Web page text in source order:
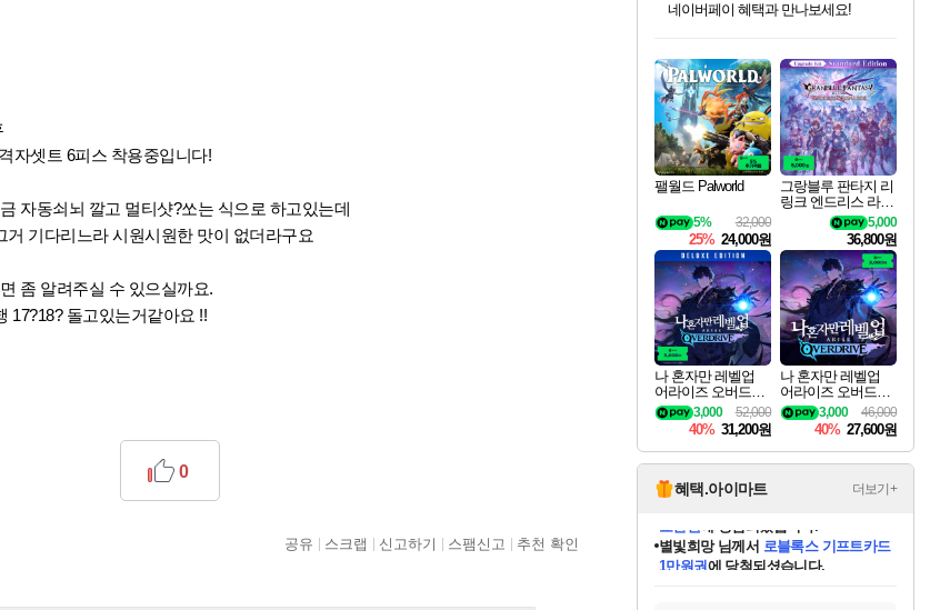
자셋트 6피스 착용중입니다!
자동쇠뇌 깔고 멀티샷?쏘는 식으로 하고있는데
기다리느라 시원시원한 맛이 없더라구요
좀 알려주실 수 있으실까요.
17?18? 돌고있는거같아요 !!
0
공유 스크랩 신고하기 스팸신고 추천 확인
최대 90% 할인가를 만나보세요!
네이버혜택과 함께 만나보세요!
50%할인&추가 적립까지!
네이버 포인트 혜택까지!
이니&베니 혜택까지!
네이버 혜택가와 함께 예약하세요!
할인&네이버혜택으로 만나보세요!
네이버페이 혜택과 만나보세요!
40주년 프로모션으로 만나보세요!
할인가에 만나보세요!
일부 에디션 상시 할인!
혜택으로 예약 판매 중
편안하게 충전하세요
팰월드 Palworld
32,000
5%
25% 24,000원
그랑블루 판타지 리
링크 엔드리스 라그
나로크 업그레이드
킷 Granblue Fantasy
Relink Endless Ragn
arok Upgrade Kit DL
C
5,000
36,800원
나 혼자만 레벨업
어라이즈 오버드라
이브 디럭스 에디션
Solo Leveling Arise
Overdrive Deluxe Edi
tion
52,000
3,000
40% 31,200원
나 혼자만 레벨업
어라이즈 오버드라
이브 Solo Leveling A
rise
46,000
3,000
40% 27,600원
혜택.아이마트 더보기+
별빛희망님께서 로블록스 기프트카드
1만원권에 당첨되셨습니다.